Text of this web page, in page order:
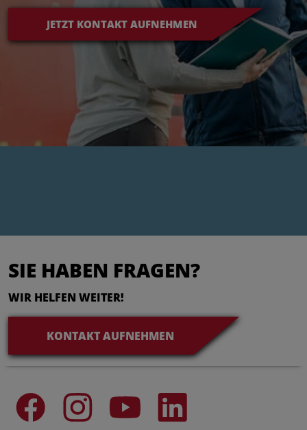
JETZT KONTAKT AUFNEHMEN
SIE HABEN FRAGEN?
WIR HELFEN WEITER!
KONTAKT AUFNEHMEN